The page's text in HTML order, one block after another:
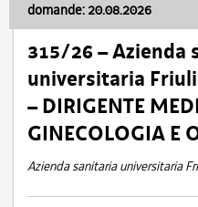
domande: 20.08.2026
315/26 – Azienda
universitaria
– DIRIGENTE
GINECOLOGIA E
Azienda sanitaria universitaria